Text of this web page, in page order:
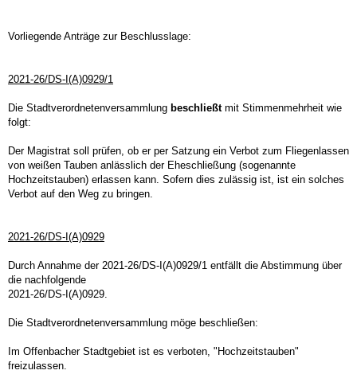
Vorliegende Anträge zur Beschlusslage:
2021-26/DS-I(A)0929/1
Die Stadtverordnetenversammlung beschließtmit Stimmenmehrheit wie
folgt:
Der Magistrat soll prüfen, ob er per Satzung ein Verbot zum Fliegenlassen
von weißen Tauben anlässlich der Eheschließung (sogenannte
Hochzeitstauben) erlassen kann. Sofern dies zulässig ist, ist ein solches
Verbot auf den Weg zu bringen.
2021-26/DS-I(A)0929
Durch Annahme der 2021-26/DS-I(A)0929/1 entfällt die Abstimmung über
die nachfolgende
2021-26/DS-I(A)0929.
Die Stadtverordnetenversammlung möge beschließen:
Im Offenbacher Stadtgebiet ist es verboten, "Hochzeitstauben"
freizulassen.